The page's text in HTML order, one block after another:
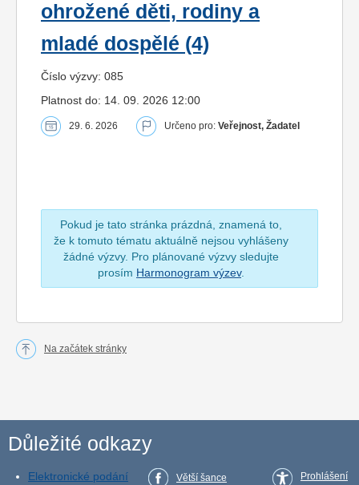
ohrožené děti, rodiny a
mladé dospělé (4)
Číslo výzvy: 085
Platnost do: 14. 09. 2026 12:00
29. 6. 2026 Určeno pro: Veřejnost, Žadatel
Pokud je tato stránka prázdná, znamená to,
že k tomuto tématu aktuálně nejsou vyhlášeny
žádné výzvy. Pro plánované výzvy sledujte
prosím Harmonogram výzev.
Na začátek stránky
Důležité odkazy
Elektronické podání
Větší šance
Prohlášení